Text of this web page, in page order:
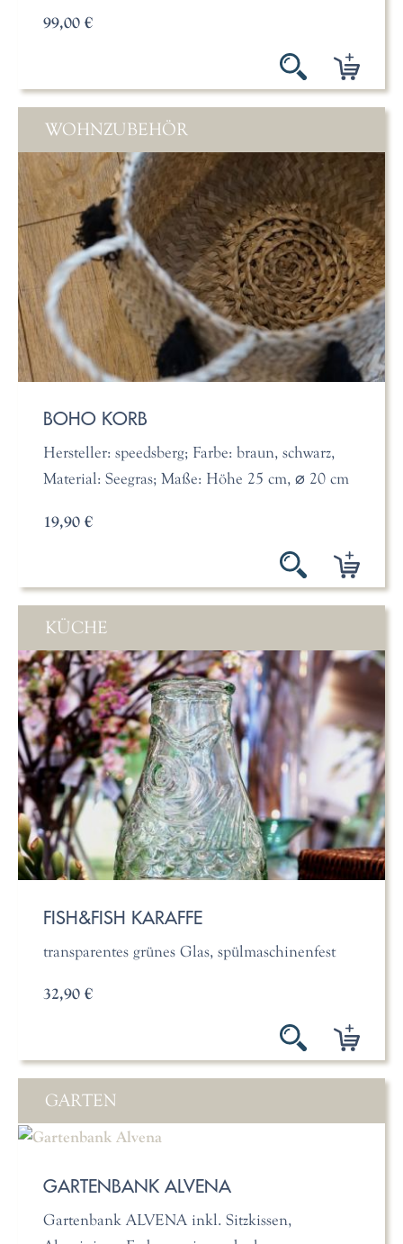
99,00 €
WOHNZUBEHÖR
BOHO KORB
Hersteller: speedsberg; Farbe: braun, schwarz,
Material: Seegras; Maße: Höhe 25 cm, ⌀ 20 cm
19,90 €
KÜCHE
FISH&FISH KARAFFE
transparentes grünes Glas, spülmaschinenfest
32,90 €
GARTEN
GARTENBANK ALVENA
Gartenbank ALVENA inkl. Sitzkissen,